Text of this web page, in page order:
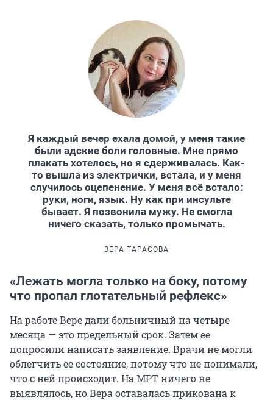
Я каждый вечер ехала домой, у меня такие
были адские боли головные. Мне прямо
плакать хотелось, но я сдерживалась. Как-
то вышла из электрички, встала, и у меня
случилось оцепенение. У меня всё встало:
руки, ноги, язык. Ну как при инсульте
бывает. Я позвонила мужу. Не смогла
ничего сказать, только промычать.
ВЕРА ТАРАСОВА
«Лежать могла только на боку, потому
что пропал глотательный рефлекс»
На работе Вере дали больничный на четыре
месяца — это предельный срок. Затем ее
попросили написать заявление. Врачи не могли
облегчить ее состояние, потому что не понимали,
что с ней происходит. На МРТ ничего не
выявлялось, но Вера оставалась прикована к